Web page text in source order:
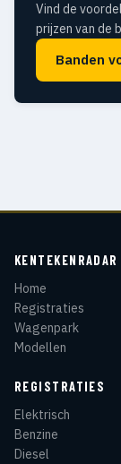
Vind de
prijzen van de
Banden
KENTEKENRADAR
Home
Registraties
Wagenpark
Modellen
REGISTRATIES
Elektrisch
Benzine
Diesel